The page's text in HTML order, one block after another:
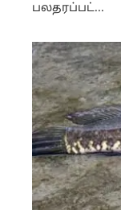
பலதரப்பட்...